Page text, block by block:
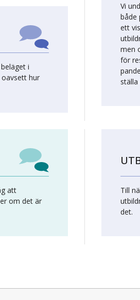
i
hur
Vi
både
ett
men
för
att
om det är
Till
det.